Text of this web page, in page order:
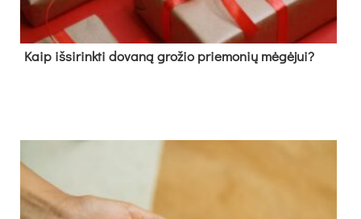
Kaip išsirinkti dovaną grožio priemonių mėgėjui?